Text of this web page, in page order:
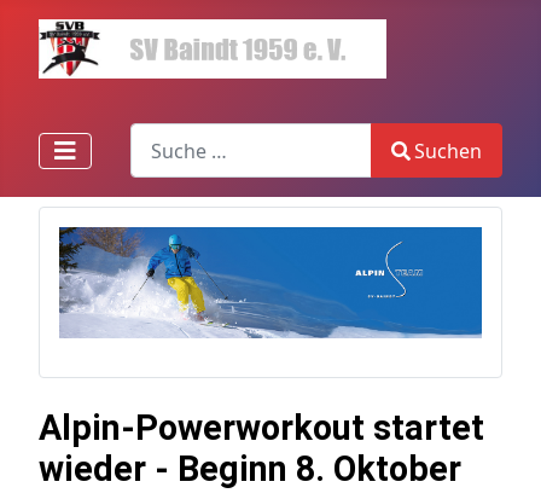
Search
Type 2 or more characters for results.
Suchen
Alpin-Powerworkout startet
wieder - Beginn 8. Oktober